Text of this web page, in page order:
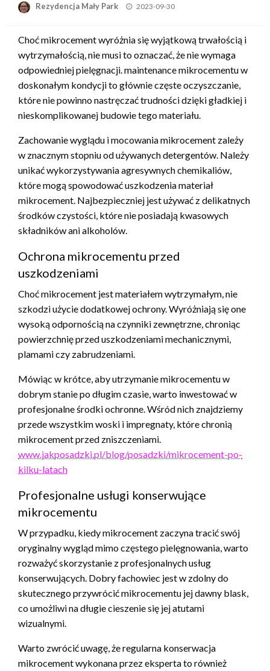
Rezydencja Mały Park
Opublikowane
2023-09-30
Choć mikrocement wyróżnia się wyjątkową trwałością i
wytrzymałością, nie musi to oznaczać, że nie wymaga
odpowiedniej pielęgnacji. maintenance mikrocementu w
doskonałym kondycji to głównie częste oczyszczanie,
które nie powinno nastręczać trudności dzięki gładkiej i
nieskomplikowanej budowie tego materiału.
Zachowanie wyglądu i mocowania mikrocement zależy
w znacznym stopniu od używanych detergentów. Należy
unikać wykorzystywania agresywnych chemikaliów,
które mogą spowodować uszkodzenia materiał
mikrocement. Najbezpieczniej jest używać z delikatnych
środków czystości, które nie posiadają kwasowych
składników ani alkoholów.
Ochrona mikrocementu przed
uszkodzeniami
Choć mikrocement jest materiałem wytrzymałym, nie
szkodzi użycie dodatkowej ochrony. Wyróżniają się one
wysoką odpornością na czynniki zewnętrzne, chroniąc
powierzchnię przed uszkodzeniami mechanicznymi,
plamami czy zabrudzeniami.
Mówiąc w krótce, aby utrzymanie mikrocementu w
dobrym stanie po długim czasie, warto inwestować w
profesjonalne środki ochronne. Wśród nich znajdziemy
przede wszystkim woski i impregnaty, które chronią
mikrocement przed zniszczeniami.
www.jakposadzki.pl/blog/posadzki/mikrocement-po-
kilku-latach
Profesjonalne usługi konserwujące
mikrocementu
W przypadku, kiedy mikrocement zaczyna tracić swój
oryginalny wygląd mimo częstego pielęgnowania, warto
rozważyć skorzystanie z profesjonalnych usług
konserwujących. Dobry fachowiec jest w zdolny do
skutecznego przywrócić mikrocementu jej dawny blask,
co umożliwi na długie cieszenie się jej atutami
wizualnymi.
Warto zwrócić uwagę, że regularna konserwacja
mikrocement wykonana przez eksperta to również